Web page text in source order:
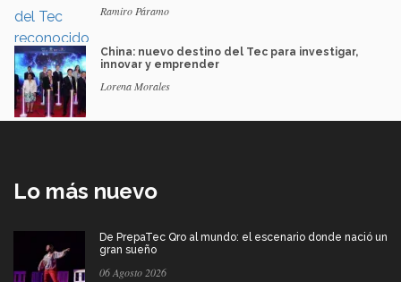
Ramiro Páramo
China: nuevo destino del Tec para investigar,
innovar y emprender
Lorena Morales
Lo más nuevo
De PrepaTec Qro al mundo: el escenario donde nació un
gran sueño
06 Agosto 2026